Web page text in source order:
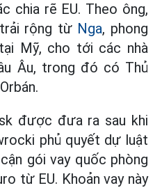
chia rẽ EU. Theo ông,
rộng từ Nga, phong
Mỹ, cho tới các nhà
Âu, trong đó có Thủ
được đưa ra sau khi
phủ quyết dự luật
gói vay quốc phòng
từ EU. Khoản vay này